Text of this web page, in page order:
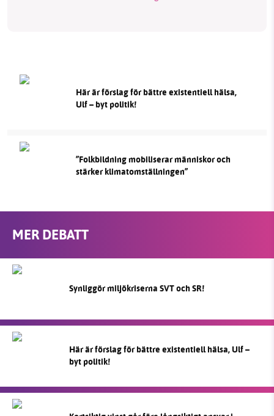
Här är förslag för bättre existentiell hälsa,
Ulf – byt politik!
”Folkbildning mobiliserar människor och
stärker klimatomställningen”
MER DEBATT
Synliggör miljökriserna SVT och SR!
Här är förslag för bättre existentiell hälsa, Ulf –
byt politik!